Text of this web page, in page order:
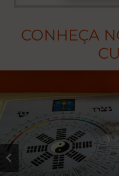
CONHEÇA